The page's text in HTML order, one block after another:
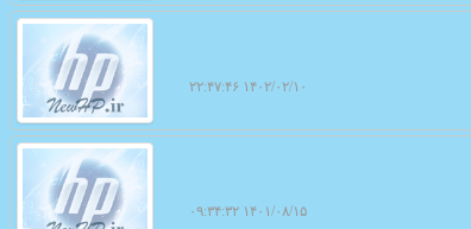
۱۴۰۲/۰۲/۱۰ ۲۲:۴۷:۴۶
۱۴۰۱/۰۸/۱۵ ۰۹:۳۴:۳۲